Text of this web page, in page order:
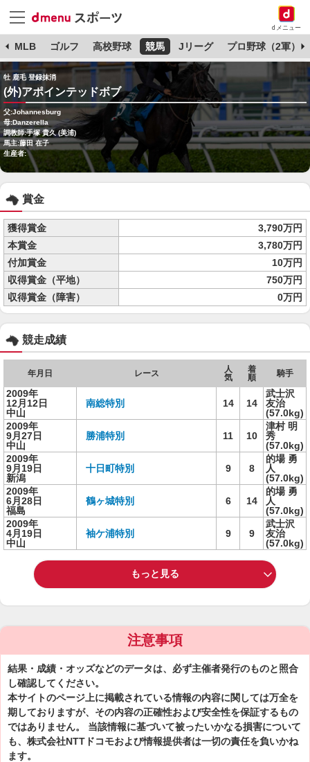
dメニュー
MLB ゴルフ 高校野球 競馬 Jリーグ プロ野球（2軍）
牡 鹿毛 登録抹消
(外)アポインテッドボブ
父:Johannesburg
母:Danzerella
調教師:手塚 貴久 (美浦)
馬主:藤田 在子
生産者:
賞金
獲得賞金
3,790万円
本賞金
3,780万円
付加賞金
10万円
収得賞金（平地）
750万円
収得賞金（障害）
0万円
競走成績
年月日 レース
人
気
着
順
騎手
2009年
12月12日
中山
南総特別 14 14
武士沢
友治
(57.0kg)
2009年
9月27日
中山
勝浦特別 11 10
津村 明
秀
(57.0kg)
2009年
9月19日
新潟
十日町特別 9 8
的場 勇
人
(57.0kg)
2009年
6月28日
福島
鶴ヶ城特別 6 14
的場 勇
人
(57.0kg)
2009年
4月19日
中山
袖ケ浦特別 9 9
武士沢
友治
(57.0kg)
もっと見る
注意事項
結果・成績・オッズなどのデータは、必ず主催者発行のものと照合
し確認してください。
本サイトのページ上に掲載されている情報の内容に関しては万全を
期しておりますが、その内容の正確性および安全性を保証するもの
ではありません。 当該情報に基づいて被ったいかなる損害について
も、株式会社NTTドコモおよび情報提供者は一切の責任を負いかね
ます。